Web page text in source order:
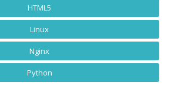
HTML5
Linux
Nginx
Python